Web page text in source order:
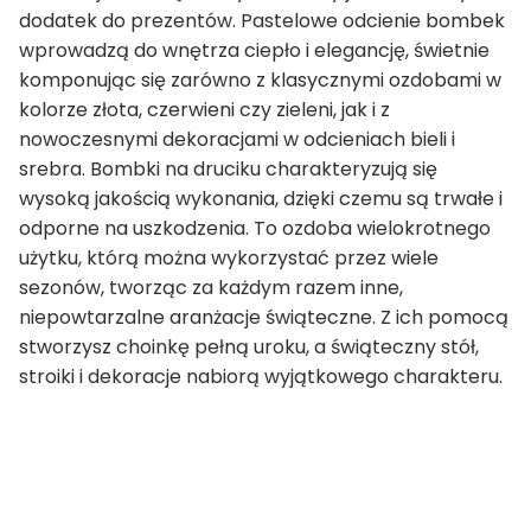
dodatek do prezentów. Pastelowe odcienie bombek
wprowadzą do wnętrza ciepło i elegancję, świetnie
komponując się zarówno z klasycznymi ozdobami w
kolorze złota, czerwieni czy zieleni, jak i z
nowoczesnymi dekoracjami w odcieniach bieli i
srebra. Bombki na druciku charakteryzują się
wysoką jakością wykonania, dzięki czemu są trwałe i
odporne na uszkodzenia. To ozdoba wielokrotnego
użytku, którą można wykorzystać przez wiele
sezonów, tworząc za każdym razem inne,
niepowtarzalne aranżacje świąteczne. Z ich pomocą
stworzysz choinkę pełną uroku, a świąteczny stół,
stroiki i dekoracje nabiorą wyjątkowego charakteru.